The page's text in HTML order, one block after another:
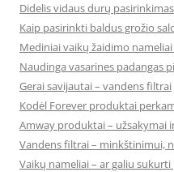
Didelis vidaus durų
Kaip pasirinkti baldus grožio
Mediniai vaikų žaidimo
Naudinga vasarines padangas
Gerai savijautai – vandens filtrai
Kodėl Forever produktai
Amway produktai – užsakymai
Vandens filtrai – minkštinimui,
Vaikų nameliai – ar galiu sukurti